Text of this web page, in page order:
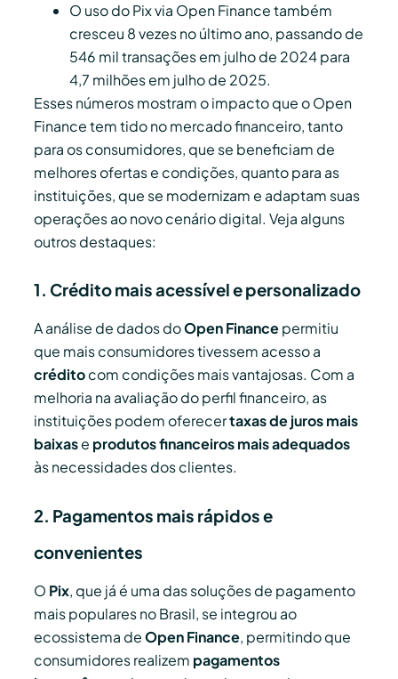
O uso do Pix via Open Finance também
cresceu 8 vezes no último ano, passando de
546 mil transações em julho de 2024 para
4,7 milhões em julho de 2025.
Esses números mostram o impacto que o Open
Finance tem tido no mercado financeiro, tanto
para os consumidores, que se beneficiam de
melhores ofertas e condições, quanto para as
instituições, que se modernizam e adaptam suas
operações ao novo cenário digital. Veja alguns
outros destaques:
1. Crédito mais acessível e personalizado
A análise de dados doOpen Financepermitiu
que mais consumidores tivessem acesso a
créditocom condições mais vantajosas. Com a
melhoria na avaliação do perfil financeiro, as
instituições podem oferecertaxas de juros mais
baixase produtos financeiros mais adequados
às necessidades dos clientes.
2. Pagamentos mais rápidos e
convenientes
O Pix, que já é uma das soluções de pagamento
mais populares no Brasil, se integrou ao
ecossistema deOpen Finance, permitindo que
consumidores realizem pagamentos